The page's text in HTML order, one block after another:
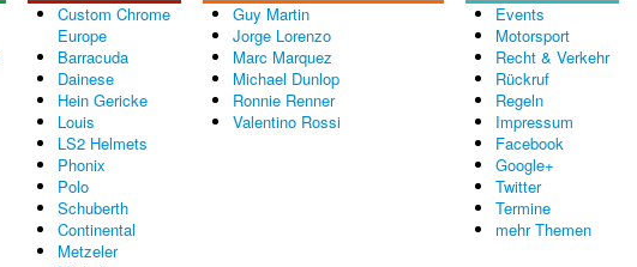
Custom Chrome
Europe
Barracuda
Dainese
Hein Gericke
Louis
LS2 Helmets
Phonix
Polo
Schuberth
Continental
Metzeler
Guy Martin
Jorge Lorenzo
Marc Marquez
Michael Dunlop
Ronnie Renner
Valentino Rossi
Events
Motorsport
Recht & Verkehr
Rückruf
Regeln
Impressum
Facebook
Google+
Twitter
Termine
mehr Themen